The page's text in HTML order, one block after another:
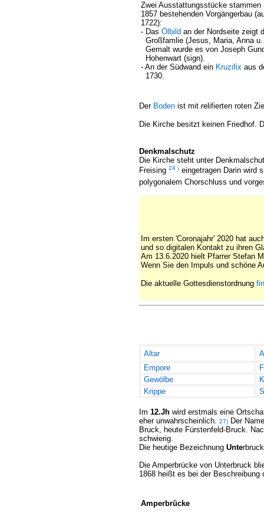
Zwei Ausstattungsstücke stammen
1857 bestehenden Vorgängerbau
1722):
- Das Ölbild an der Nordseite zeigt
Großfamlie (Jesus, Maria, Anna
Gemalt wurde es von Joseph
Hohenwart (sign).
- An der Südwand ein Kruzifixaus
1730.
Der Bodenist mit relifierten roten
Die Kirche besitzt keinen Friedhof.
Denkmalschutz
Die Kirche steht unter
Freising 24 ) eingetragen Darin wird
polygonalem Chorschluss und
Im ersten 'Coronajahr' 2020 hat
und so digitalen Kontakt zu ihren
Am 13.6.2020 hielt Pfarrer Stefan
Wenn Sie den Impuls und schöne
Die aktuelle Gottesdienstordnung
Altar
Empore
Gewölbe
Krippe
Im 12.Jhwird erstmals eine
eher unwahrscheinlich.
27)Der
Bruck, heute Fürstenfeld-Bruck.
schwierig.
Die heutige Bezeichnung Unte
Die Amperbrücke von Unterbruck
1868 heißt es bei der
Amperbrücke